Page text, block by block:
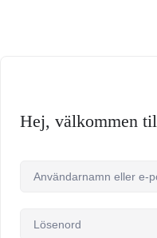
Hej, välkommen